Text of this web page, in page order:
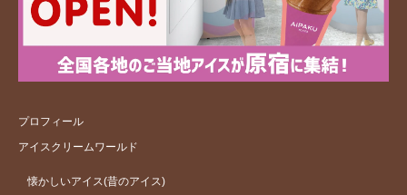
プロフィール
アイスクリームワールド
懐かしいアイス(昔のアイス)